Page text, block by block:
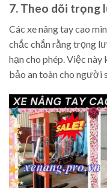
7. Theo dõi trọng
Các xe nâng tay cao
chắc chắn rằng trọng
hạn cho phép. Việc
bảo an toàn cho người